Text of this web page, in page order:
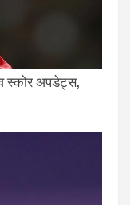
स्कोर अपडेट्स,